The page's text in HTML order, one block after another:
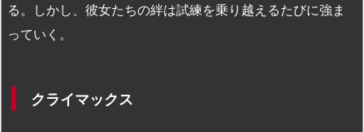
る。しかし、彼女たちの絆は試練を乗り越えるたびに強ま
っていく。
クライマックス